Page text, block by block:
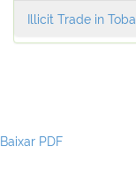
Illicit Trade in
Baixar PDF